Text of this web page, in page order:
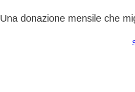
Una donazione mensile che